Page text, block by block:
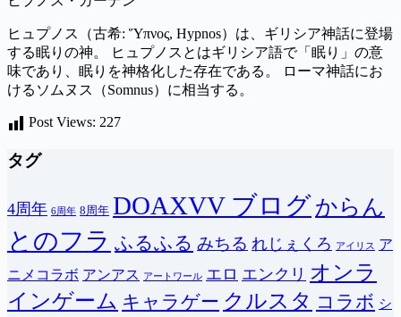
ヒュプノス（古希: Ὕπνος, Hypnos）は、ギリシア神話に登場
する眠りの神。 ヒュプノスとはギリシア語で「眠り」の意
味であり、眠りを神格化した存在である。 ローマ神話にお
けるソムヌス（Somnus）に相当する。
Post Views: 227
タグ
4周年 6周年 8周年 DOAXVV ブログからん
とのフラ ふるふる みちる れじぇくろ アイリス ア
ニメコラボ アンアス アートワール エロ エンクリ オンラ
インゲーム キャラゲー クルスタ コラボ シ